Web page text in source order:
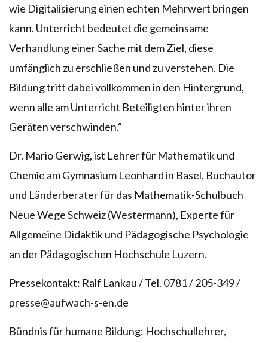
wie Digitalisierung einen echten Mehrwert bringen
kann. Unterricht bedeutet die gemeinsame
Verhandlung einer Sache mit dem Ziel, diese
umfänglich zu erschließen und zu verstehen. Die
Bildung tritt dabei vollkommen in den Hintergrund,
wenn alle am Unterricht Beteiligten hinter ihren
Geräten verschwinden.“
Dr. Mario Gerwig, ist Lehrer für Mathematik und
Chemie am Gymnasium Leonhard in Basel, Buchautor
und Länderberater für das Mathematik-Schulbuch
Neue Wege Schweiz (Westermann), Experte für
Allgemeine Didaktik und Pädagogische Psychologie
an der Pädagogischen Hochschule Luzern.
Pressekontakt: Ralf Lankau / Tel. 0781 / 205-349 /
presse@aufwach-s-en.de
Bündnis für humane Bildung: Hochschullehrer,